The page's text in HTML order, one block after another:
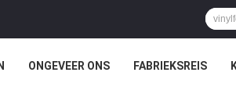
ONGEVEER ONS FABRIEKSREIS